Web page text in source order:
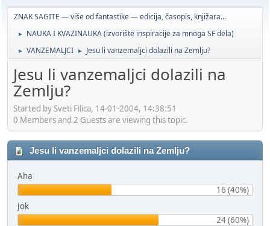
ZNAK SAGITE — više od fantastike — edicija, časopis, knjižara...
► NAUKA I KVAZINAUKA (izvorište inspiracije za mnoga SF dela)
► VANZEMALJCI ► Jesu li vanzemaljci dolazili na Zemlju?
Jesu li vanzemaljci dolazili na
Zemlju?
Started by Sveti Filica, 14-01-2004, 14:38:51
0 Members and 2 Guests are viewing this topic.
Jesu li vanzemaljci dolazili na Zemlju?
Aha
16 (40%)
Jok
24 (60%)